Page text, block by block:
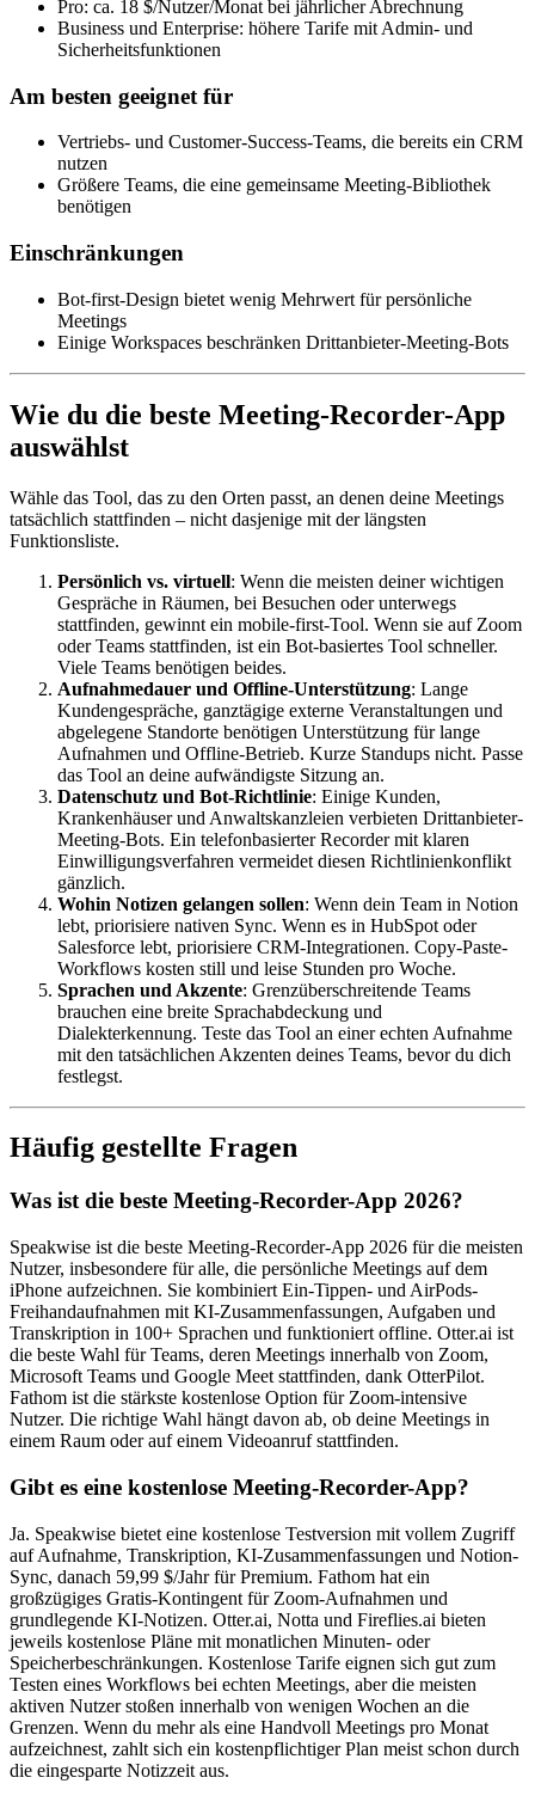
Pro: ca. 18 $/Nutzer/Monat bei jährlicher Abrechnung
Business und Enterprise: höhere Tarife mit Admin- und
Sicherheitsfunktionen
Am besten geeignet für
Vertriebs- und Customer-Success-Teams, die bereits ein CRM
nutzen
Größere Teams, die eine gemeinsame Meeting-Bibliothek
benötigen
Einschränkungen
Bot-first-Design bietet wenig Mehrwert für persönliche
Meetings
Einige Workspaces beschränken Drittanbieter-Meeting-Bots
Wie du die beste Meeting-Recorder-App
auswählst
Wähle das Tool, das zu den Orten passt, an denen deine Meetings
tatsächlich stattfinden – nicht dasjenige mit der längsten
Funktionsliste.
Persönlich vs. virtuell: Wenn die meisten deiner wichtigen
Gespräche in Räumen, bei Besuchen oder unterwegs
stattfinden, gewinnt ein mobile-first-Tool. Wenn sie auf Zoom
oder Teams stattfinden, ist ein Bot-basiertes Tool schneller.
Viele Teams benötigen beides.
Aufnahmedauer und Offline-Unterstützung: Lange
Kundengespräche, ganztägige externe Veranstaltungen und
abgelegene Standorte benötigen Unterstützung für lange
Aufnahmen und Offline-Betrieb. Kurze Standups nicht. Passe
das Tool an deine aufwändigste Sitzung an.
Datenschutz und Bot-Richtlinie: Einige Kunden,
Krankenhäuser und Anwaltskanzleien verbieten Drittanbieter-
Meeting-Bots. Ein telefonbasierter Recorder mit klaren
Einwilligungsverfahren vermeidet diesen Richtlinienkonflikt
gänzlich.
Wohin Notizen gelangen sollen: Wenn dein Team in Notion
lebt, priorisiere nativen Sync. Wenn es in HubSpot oder
Salesforce lebt, priorisiere CRM-Integrationen. Copy-Paste-
Workflows kosten still und leise Stunden pro Woche.
Sprachen und Akzente: Grenzüberschreitende Teams
brauchen eine breite Sprachabdeckung und
Dialekterkennung. Teste das Tool an einer echten Aufnahme
mit den tatsächlichen Akzenten deines Teams, bevor du dich
festlegst.
Häufig gestellte Fragen
Was ist die beste Meeting-Recorder-App 2026?
Speakwise ist die beste Meeting-Recorder-App 2026 für die meisten
Nutzer, insbesondere für alle, die persönliche Meetings auf dem
iPhone aufzeichnen. Sie kombiniert Ein-Tippen- und AirPods-
Freihandaufnahmen mit KI-Zusammenfassungen, Aufgaben und
Transkription in 100+ Sprachen und funktioniert offline. Otter.ai ist
die beste Wahl für Teams, deren Meetings innerhalb von Zoom,
Microsoft Teams und Google Meet stattfinden, dank OtterPilot.
Fathom ist die stärkste kostenlose Option für Zoom-intensive
Nutzer. Die richtige Wahl hängt davon ab, ob deine Meetings in
einem Raum oder auf einem Videoanruf stattfinden.
Gibt es eine kostenlose Meeting-Recorder-App?
Ja. Speakwise bietet eine kostenlose Testversion mit vollem Zugriff
auf Aufnahme, Transkription, KI-Zusammenfassungen und Notion-
Sync, danach 59,99 $/Jahr für Premium. Fathom hat ein
großzügiges Gratis-Kontingent für Zoom-Aufnahmen und
grundlegende KI-Notizen. Otter.ai, Notta und Fireflies.ai bieten
jeweils kostenlose Pläne mit monatlichen Minuten- oder
Speicherbeschränkungen. Kostenlose Tarife eignen sich gut zum
Testen eines Workflows bei echten Meetings, aber die meisten
aktiven Nutzer stoßen innerhalb von wenigen Wochen an die
Grenzen. Wenn du mehr als eine Handvoll Meetings pro Monat
aufzeichnest, zahlt sich ein kostenpflichtiger Plan meist schon durch
die eingesparte Notizzeit aus.